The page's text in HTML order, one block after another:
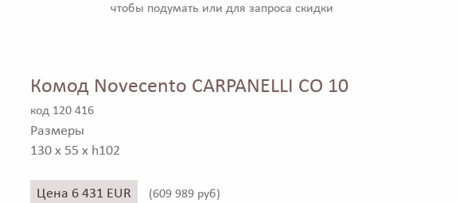
чтобы подумать или для запроса скидки
Комод Novecento CARPANELLI CO 10
код 120 416
Размеры
130 x 55 x h102
Цена 6 431 EUR (609 989 руб)